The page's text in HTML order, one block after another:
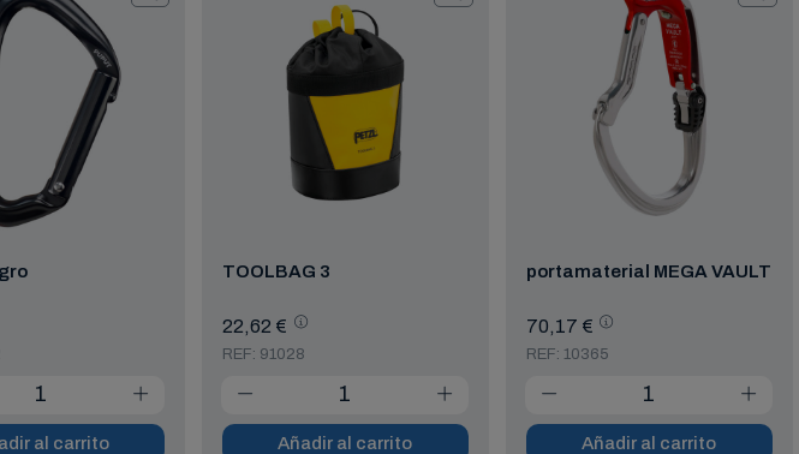
al carrito
TOOLBAG 3
22,62 €
REF: 91028
Añadir al carrito
portamaterial MEGA VAULT
70,17 €
REF: 10365
Añadir al carrito